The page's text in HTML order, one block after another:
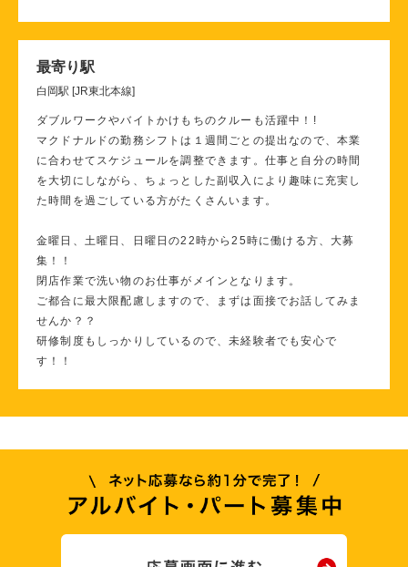
最寄り駅
白岡駅 [JR東北本線]
ダブルワークやバイトかけもちのクルーも活躍中！!
マクドナルドの勤務シフトは１週間ごとの提出なので、本業
に合わせてスケジュールを調整できます。仕事と自分の時間
を大切にしながら、ちょっとした副収入により趣味に充実し
た時間を過ごしている方がたくさんいます。
金曜日、土曜日、日曜日の22時から25時に働ける方、大募
集！！
閉店作業で洗い物のお仕事がメインとなります。
ご都合に最大限配慮しますので、まずは面接でお話してみま
せんか？？
研修制度もしっかりしているので、未経験者でも安心で
す！！